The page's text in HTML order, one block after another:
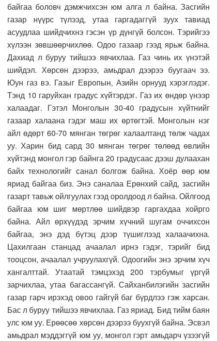
байгаа боловч дэмжчихсэн юм алга л байна. Засгийн
газар нүүрс түлээд, утаа гаргадаггүй зуух тавиад
асуудлаа шийдчихнэ гэсэн үр дүнгүй болсон. Тэрийгээ
хүлээн зөвшөөрчихлөө. Одоо газаар гээд ярьж байна.
Дахиад л буруу тийшээ явчихлаа. Газ чинь их үнэтэй
шийдэл. Хөрсөн дээрээ, амьдрал дээрээ буугаач ээ.
Юун газ вэ. Газыг Европын, Азийн орнууд хэрэглэдэг.
Тэнд 10 гаруйхан градус хүйтэрдэг. Газ их өндөр үнээр
халаадаг. Гэтэл Монголын 30-40 градусын хүйтнийг
газаар халаана гэдэг маш их өртөгтэй. Монголын нэг
айл өдөрт 60-70 мянган төгрөг халаалтанд төлж чадах
уу. Харин бид сард 30 мянган төгрөг төлөөд өвлийн
хүйтэнд монгол гэр байнга 20 градусаас дээш дулаахан
байх технологийг санал болгож байна. Хоёр өөр юм
яриад байгаа биз. Энэ саналаа Ерөнхий сайд, засгийн
газарт тавьж ойлгуулах гээд оролдоод л байна. Ойлгоод
байгаа юм шиг мөртлөө шийдвэр гаргахдаа хойрго
байна. Айл өрхүүдэд эрчим хүчний шугам оччихсон
байгаа, энэ дэд бүтэц дээр түшиглээд халаачихна.
Цахилгаан станцад ачаалал ирнэ гэдэг, тэрийг бид
тооцсон, ачаалал учруулахгүй. Одоогийн энэ эрчим хүч
хангалттай. Утаатай тэмцэхэд 200 тэрбумыг үргүй
зарчихлаа, утаа багассангүй. Сайханбилэгийн засгийн
газар гарч ирэхэд овоо гайгүй баг бүрдлээ гэж харсан.
Бас л буруу тийшээ явчихлаа. Газ яриад. Бид тийм баян
улс юм уу. Ерөөсөө хөрсөн дээрээ буухгүй байна. Эсвэл
амьдрал мэддэггүй юм уу, монгол гэрт амьдарч үзээгүй